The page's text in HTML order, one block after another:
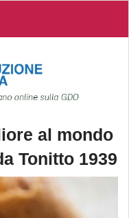
al mondo
Tonitto 1939